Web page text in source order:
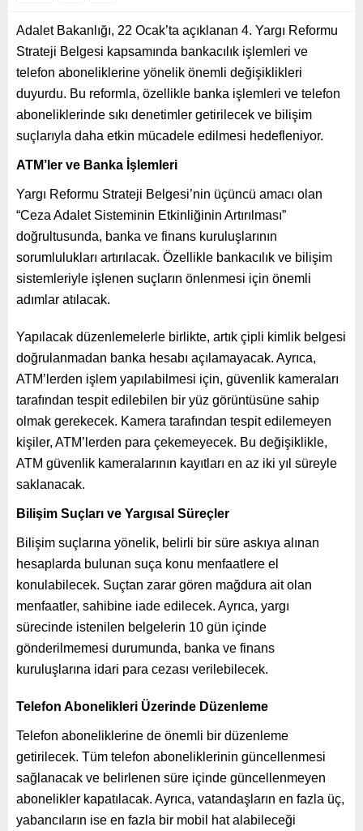
Adalet Bakanlığı, 22 Ocak’ta açıklanan 4. Yargı Reformu
Strateji Belgesi kapsamında bankacılık işlemleri ve
telefon aboneliklerine yönelik önemli değişiklikleri
duyurdu. Bu reformla, özellikle banka işlemleri ve telefon
aboneliklerinde sıkı denetimler getirilecek ve bilişim
suçlarıyla daha etkin mücadele edilmesi hedefleniyor.
ATM’ler ve Banka İşlemleri
Yargı Reformu Strateji Belgesi’nin üçüncü amacı olan
“Ceza Adalet Sisteminin Etkinliğinin Artırılması”
doğrultusunda, banka ve finans kuruluşlarının
sorumlulukları artırılacak. Özellikle bankacılık ve bilişim
sistemleriyle işlenen suçların önlenmesi için önemli
adımlar atılacak.
Yapılacak düzenlemelerle birlikte, artık çipli kimlik belgesi
doğrulanmadan banka hesabı açılamayacak. Ayrıca,
ATM’lerden işlem yapılabilmesi için, güvenlik kameraları
tarafından tespit edilebilen bir yüz görüntüsüne sahip
olmak gerekecek. Kamera tarafından tespit edilemeyen
kişiler, ATM’lerden para çekemeyecek. Bu değişiklikle,
ATM güvenlik kameralarının kayıtları en az iki yıl süreyle
saklanacak.
Bilişim Suçları ve Yargısal Süreçler
Bilişim suçlarına yönelik, belirli bir süre askıya alınan
hesaplarda bulunan suça konu menfaatlere el
konulabilecek. Suçtan zarar gören mağdura ait olan
menfaatler, sahibine iade edilecek. Ayrıca, yargı
sürecinde istenilen belgelerin 10 gün içinde
gönderilmemesi durumunda, banka ve finans
kuruluşlarına idari para cezası verilebilecek.
Telefon Abonelikleri Üzerinde Düzenleme
Telefon aboneliklerine de önemli bir düzenleme
getirilecek. Tüm telefon aboneliklerinin güncellenmesi
sağlanacak ve belirlenen süre içinde güncellenmeyen
abonelikler kapatılacak. Ayrıca, vatandaşların en fazla üç,
yabancıların ise en fazla bir mobil hat alabileceği